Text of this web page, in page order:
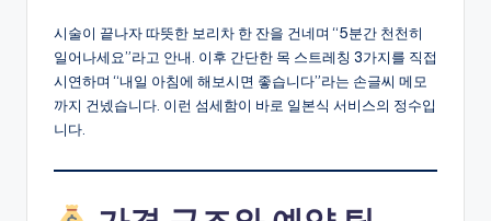
시술이 끝나자 따뜻한 보리차 한 잔을 건네며 “5분간 천천히
일어나세요”라고 안내. 이후 간단한 목 스트레칭 3가지를 직접
시연하며 “내일 아침에 해보시면 좋습니다”라는 손글씨 메모
까지 건넸습니다. 이런 섬세함이 바로 일본식 서비스의 정수입
니다.